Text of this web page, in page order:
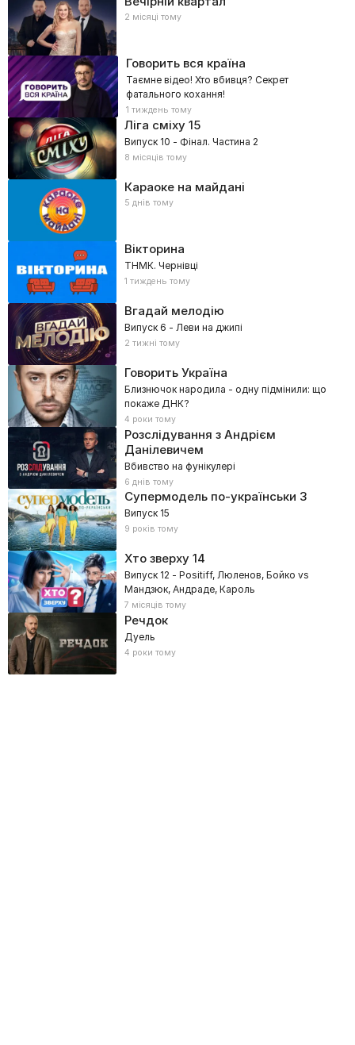
2 місяці тому
Говорить вся країна
Таємне відео! Хто вбивця? Секрет
фатального кохання!
1 тиждень тому
Ліга сміху15
Випуск 10 - Фінал. Частина 2
8 місяців тому
Караоке на майдані
5 днів тому
Вікторина
ТНМК. Чернівці
1 тиждень тому
Вгадай мелодію
Випуск 6 - Леви на джипі
2 тижні тому
Говорить Україна
Близнючок народила - одну підмінили: що
покаже ДНК?
4 роки тому
Розслідування з Андрієм
Данілевичем
Вбивство на фунікулері
6 днів тому
Супермодель по-українськи 3
Випуск 15
9 років тому
Хто зверху14
Випуск 12 - Positiff, Люленов, Бойко vs
Мандзюк, Андраде, Кароль
7 місяців тому
Речдок
Дуель
4 роки тому